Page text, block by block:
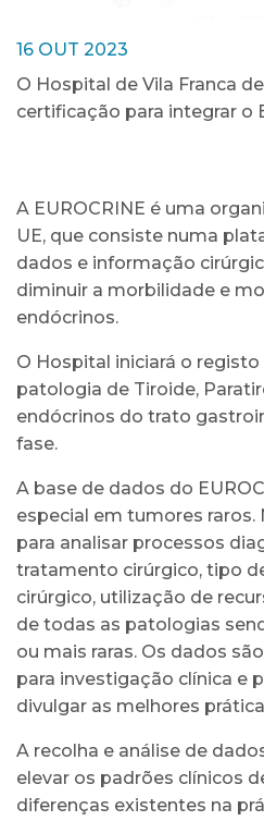
16 OUT 2023
O Hospital de Vila Franca
certificação para integrar o
A EUROCRINE é uma
UE, que consiste numa
dados e informação
diminuir a morbilidade e
endócrinos.
O Hospital iniciará o
patologia de Tiroide,
endócrinos do trato
fase.
A base de dados do
especial em tumores raros.
para analisar processos
tratamento cirúrgico, tipo
cirúrgico, utilização de
de todas as patologias
ou mais raras. Os dados
para investigação clínica e
divulgar as melhores
A recolha e análise de
elevar os padrões clínicos
diferenças existentes na